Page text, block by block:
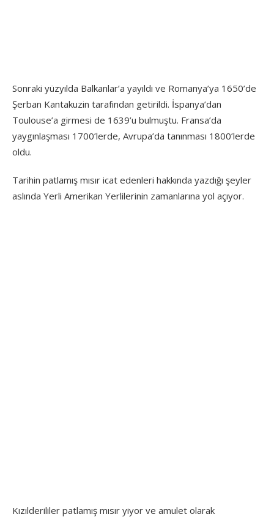
Sonraki yüzyılda Balkanlar’a yayıldı ve Romanya’ya 1650’de
Şerban Kantakuzin tarafından getirildi. İspanya’dan
Toulouse’a girmesi de 1639’u bulmuştu. Fransa’da
yaygınlaşması 1700’lerde, Avrupa’da tanınması 1800’lerde
oldu.
Tarihin patlamış mısır icat edenleri hakkında yazdığı şeyler
aslında Yerli Amerikan Yerlilerinin zamanlarına yol açıyor.
Kızılderililer patlamış mısır yiyor ve amulet olarak